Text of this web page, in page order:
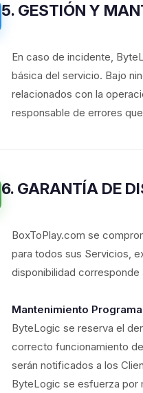
5. GESTIÓN Y
En caso de incidente,
básica del servicio. Bajo
relacionados con la
responsable de errores
6. GARANTÍA DE
BoxToPlay.com se
para todos sus Servicios,
disponibilidad
Mantenimiento
ByteLogic se reserva el
correcto funcionamiento
serán notificados a los
ByteLogic se esfuerza por